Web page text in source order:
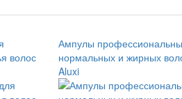
волос
Ампулы
нормальных и жирных
Aluxi